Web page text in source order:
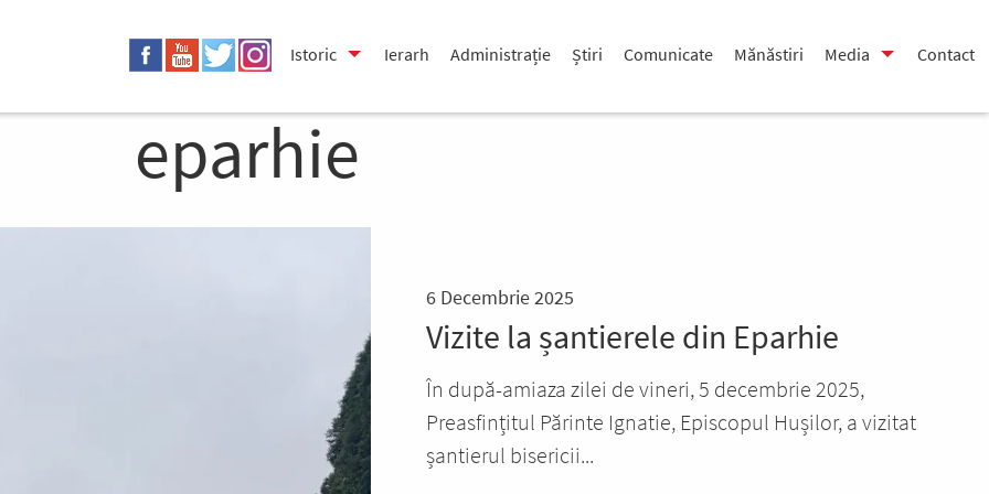
Istoric Ierarh Administrație Știri Comunicate Mănăstiri Media Contact
eparhie
6 Decembrie 2025
Vizite la șantierele din Eparhie
În după-amiaza zilei de vineri, 5 decembrie 2025,
Preasfințitul Părinte Ignatie, Episcopul Hușilor, a vizitat
șantierul bisericii...